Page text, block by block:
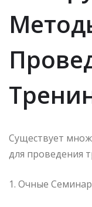
Существует
для проведения
1. Очные